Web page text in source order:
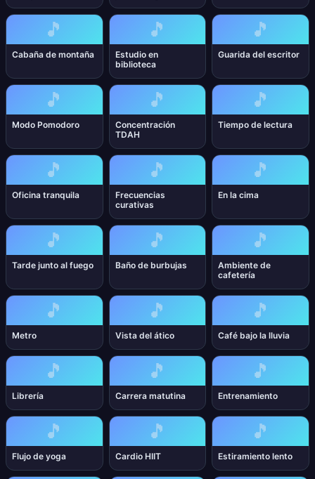
🎵
Cabaña de montaña
🎵
Estudio en
biblioteca
🎵
Guarida del escritor
🎵
Modo Pomodoro
🎵
Concentración
TDAH
🎵
Tiempo de lectura
🎵
Oficina tranquila
🎵
Frecuencias
curativas
🎵
En la cima
🎵
Tarde junto al fuego
🎵
Baño de burbujas
🎵
Ambiente de
cafetería
🎵
Metro
🎵
Vista del ático
🎵
Café bajo la lluvia
🎵
Librería
🎵
Carrera matutina
🎵
Entrenamiento
🎵
Flujo de yoga
🎵
Cardio HIIT
🎵
Estiramiento lento